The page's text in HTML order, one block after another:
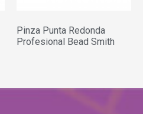
Pinza Punta Redonda
Profesional Bead Smith